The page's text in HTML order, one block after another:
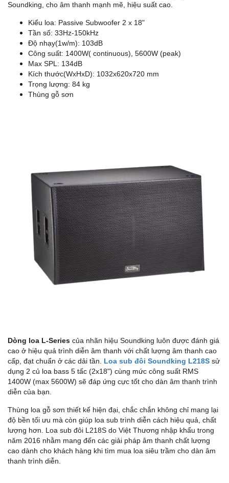
Soundking, cho âm thanh mạnh mẽ, hiệu suất cao.
Kiểu loa: Passive Subwoofer 2 x 18"
Tần số: 33Hz-150kHz
Độ nhạy(1w/m): 103dB
Công suất: 1400W( continuous), 5600W (peak)
Max SPL: 134dB
Kích thước(WxHxD): 1032x620x720 mm
Trọng lượng: 84 kg
Thùng gỗ sơn
Dòng loa L-Series của nhãn hiệu Soundking luôn được đánh giá
cao ở hiệu quả trình diễn âm thanh với chất lượng âm thanh cao
cấp, đạt chuẩn ở các dải tần. Loa sub đôi Soundking L218S sử
dụng 2 củ loa bass 5 tấc (2x18") cùng mức công suất RMS
1400W (max 5600W) sẽ đáp ứng cực tốt cho dàn âm thanh trình
diễn của bạn.
Thùng loa gỗ sơn thiết kế hiện đại, chắc chắn không chỉ mang lại
độ bền tối ưu mà còn giúp loa sub trình diễn cách hiệu quả, chất
lượng hơn. Loa sub đôi L218S do Việt Thương nhập khẩu trong
năm 2016 nhằm mang đến các giải pháp âm thanh chất lượng
cao dành cho khách hàng khi tìm mua loa siêu trầm cho dàn âm
thanh trình diễn.